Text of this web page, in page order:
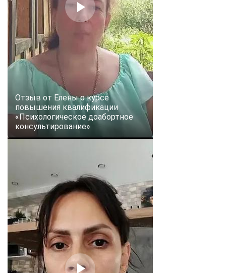
Отзыв от Елены о курсе
повышения квалификации
«Психологическое доабортное
консультирование»